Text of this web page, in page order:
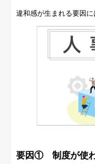
違和感が生まれる要因に
要因① 制度が使わ